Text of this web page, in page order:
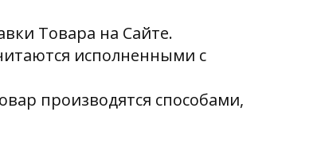
Товара на Сайте.
исполненными с
производятся способами,